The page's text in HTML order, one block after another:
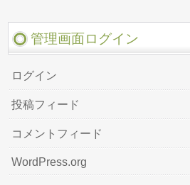
管理画面ログイン
ログイン
投稿フィード
コメントフィード
WordPress.org